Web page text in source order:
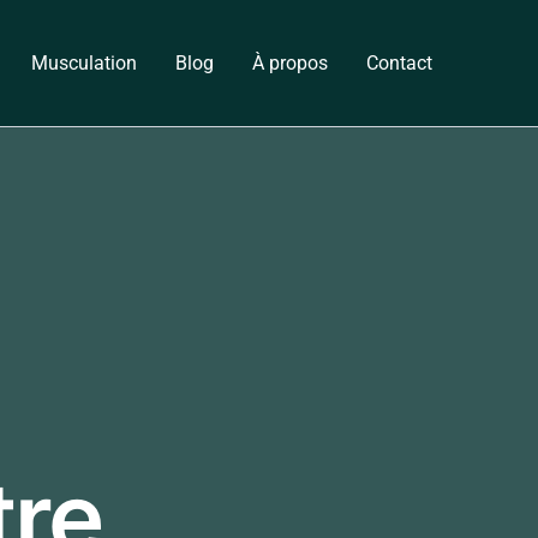
Musculation Blog À propos Contact